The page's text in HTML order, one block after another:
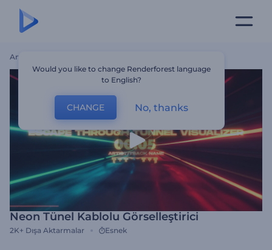
Ana Sayfa
Neon Tünel Kablolu Görselleştirici
2K+ Dışa Aktarmalar Esnek
Would you like to change Renderforest language
to English?
CHANGE No, thanks